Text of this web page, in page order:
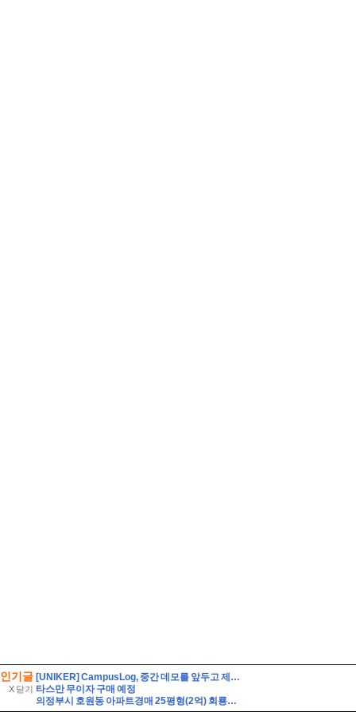
인기글
X 닫기
[UNIKER] CampusLog, 중간 데모를 앞두고 제품을 다듬고 실제 크루들 앞에서 시연하다
타스만 무이자 구매 예정
의정부시 호원동 아파트경매 25평형(2억) 회룡역인근 신원아파트 14층 유찰1회 의정부호원동신원아파트 법원경매 매매